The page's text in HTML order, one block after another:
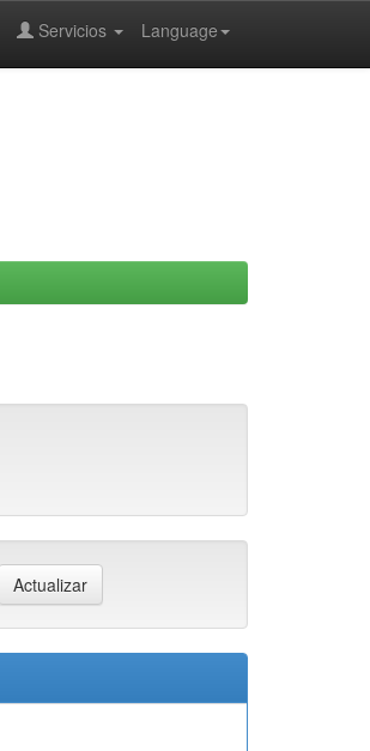
Language
Servicios